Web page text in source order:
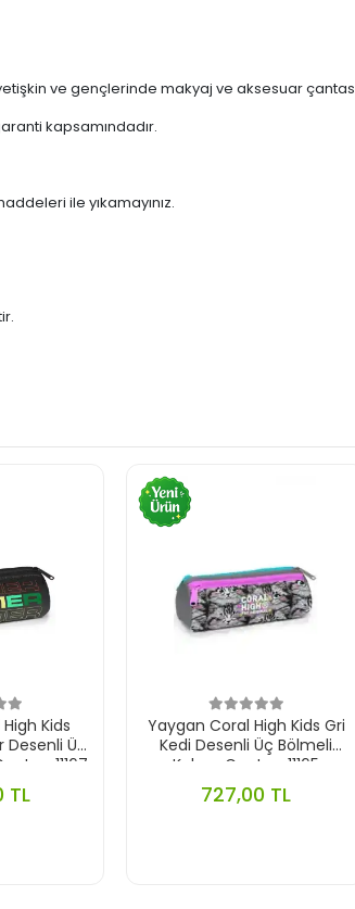
ve gençlerinde makyaj ve aksesuar
kapsamındadır.
ile yıkamayınız.
Kids
Desenli Üç
11167
TL
Yaygan Coral High Kids Gri
Kedi Desenli Üç Bölmeli
Kalem Çantası 11165
727,00 TL